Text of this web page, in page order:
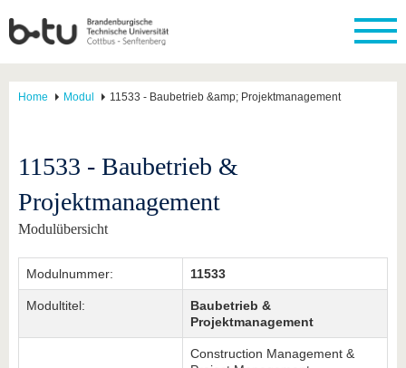
Home Modul 11533 - Baubetrieb &amp; Projektmanagement
11533 - Baubetrieb &
Projektmanagement
Modulübersicht
Modulnummer: 11533
Modultitel:
Baubetrieb &
Projektmanagement
Construction Management &